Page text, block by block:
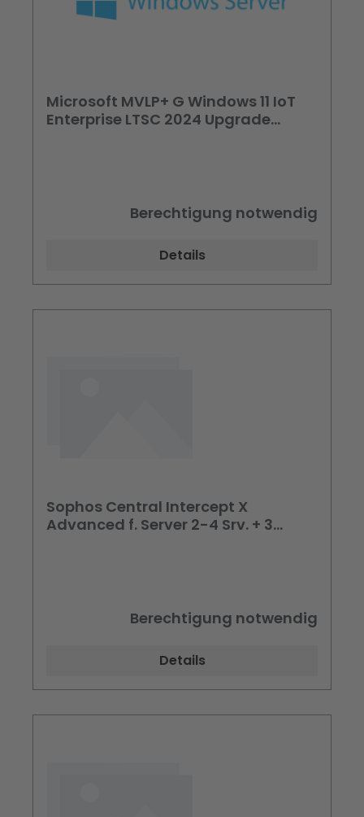
Microsoft MVLP+ G Windows 11 IoT
Enterprise LTSC 2024 Upgrade
Berechtigung notwendig
Details
Sophos Central Intercept X
Advanced f. Server 2-4 Srv. + 3
Berechtigung notwendig
Details